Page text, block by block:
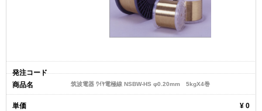
筑波電器 ﾜｲﾔ電極線 NSBW-HS φ0.20mm 5kgX4巻
¥ 0